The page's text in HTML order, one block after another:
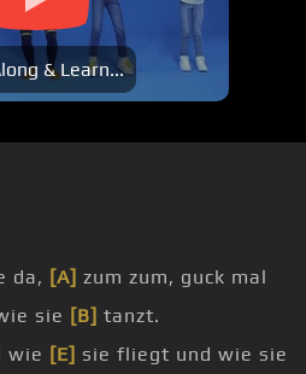
& Learn...
da, [A] zum zum, guck mal
sie [B] tanzt.
wie [E] sie fliegt und wie sie